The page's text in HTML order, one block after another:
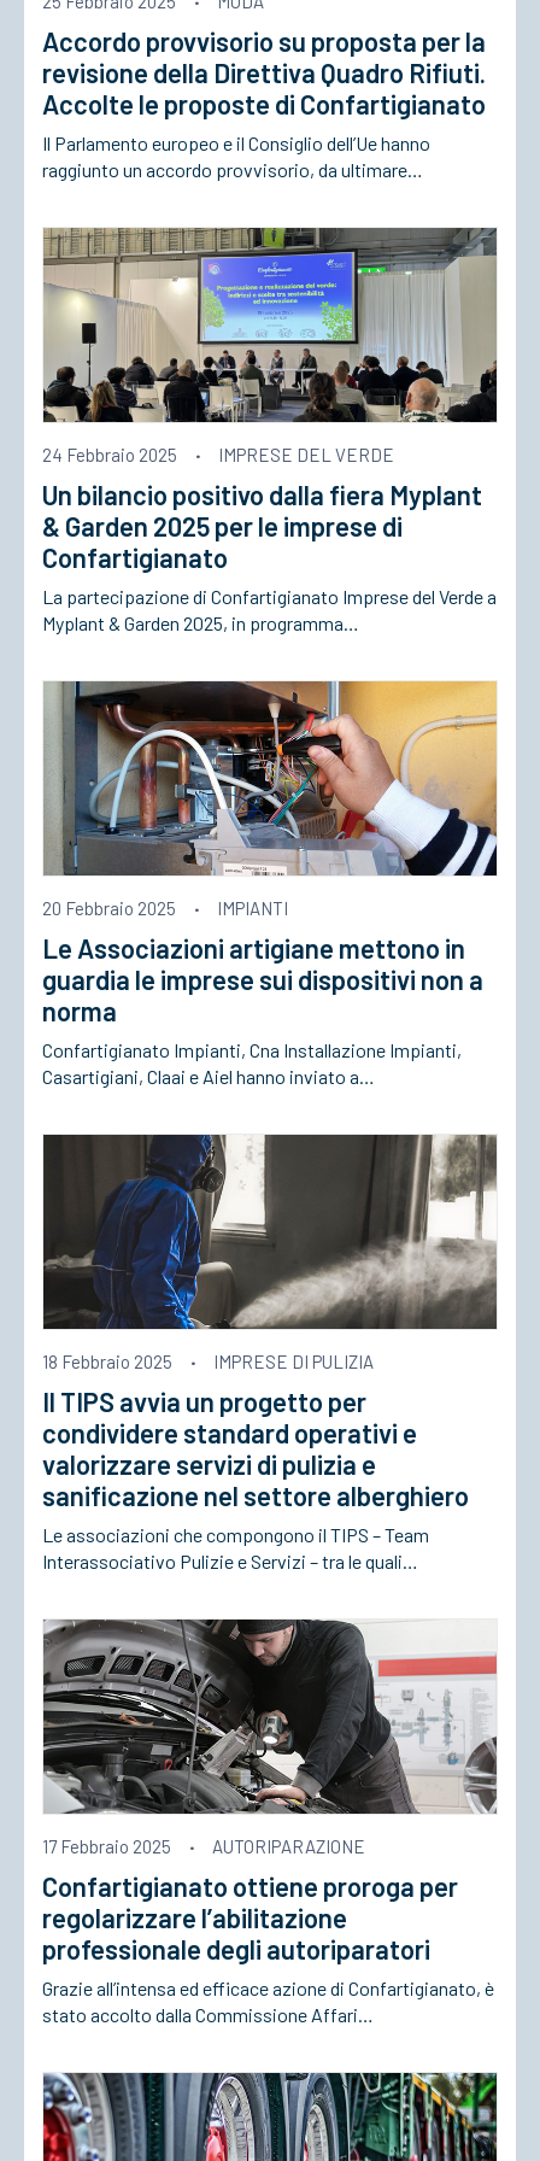
ACCEDI
Accordo provvisorio su proposta per la
revisione della Direttiva Quadro Rifiuti.
Accolte le proposte di Confartigianato
Il Parlamento europeo e il Consiglio dell’Ue hanno
raggiunto un accordo provvisorio, da ultimare…
24 Febbraio 2025 · IMPRESE DEL VERDE
Un bilancio positivo dalla fiera Myplant
& Garden 2025 per le imprese di
Confartigianato
La partecipazione di Confartigianato Imprese del Verde a
Myplant & Garden 2025, in programma…
20 Febbraio 2025 · IMPIANTI
Le Associazioni artigiane mettono in
guardia le imprese sui dispositivi non a
norma
Confartigianato Impianti, Cna Installazione Impianti,
Casartigiani, Claai e Aiel hanno inviato a…
18 Febbraio 2025 · IMPRESE DI PULIZIA
Il TIPS avvia un progetto per
condividere standard operativi e
valorizzare servizi di pulizia e
sanificazione nel settore alberghiero
Le associazioni che compongono il TIPS – Team
Interassociativo Pulizie e Servizi – tra le quali…
17 Febbraio 2025 · AUTORIPARAZIONE
Confartigianato ottiene proroga per
regolarizzare l’abilitazione
professionale degli autoriparatori
Grazie all’intensa ed efficace azione di Confartigianato, è
stato accolto dalla Commissione Affari…